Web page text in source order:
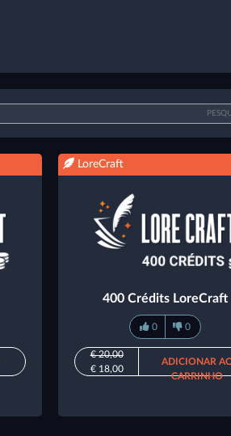
LoreCraft
400 Crédits LoreCraft
0 0
€ 20,00
€ 18,00
ADICIONAR
CARRINHO